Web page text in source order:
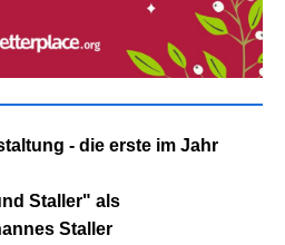
- die erste im Jahr
Staller" als
Staller